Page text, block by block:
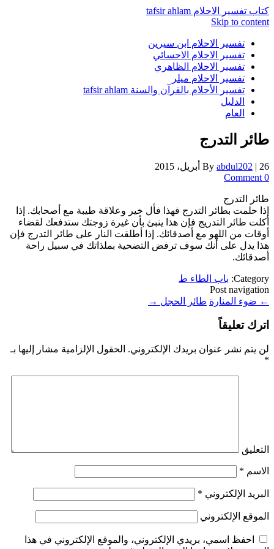
كتاب تفسير الاحلام tafsir ahlam
Skip to content
تفسير الاحلام ابن سيرين
تفسير الاحلام الاحسائي
تفسير الاحلام الظاهري
تفسير الاحلام ميلر
تفسير الأحلام بالقرآن والسنة tafsir ahlam
الدليل
العام
طائر التدرج
By abdul202 | 26 أبريل، 2015
0 Comment
طائر التدرج
إذا حلمت بطائر التدرج فهذا فأل خير وعلاقة طيبة مع أصحابك. إذا
أكلت طائر التدريج فإن هذا ينبئ بأن غيرة زوجتك ستدفعك لقضاء
أوقات من اللهو مع أصدقائك. إذا أطلقت النار على طائر التدرج فإن
هذا يدل على أنك سوف ترفض التضحية بملذاتك في سبيل راحة
أصدقائك.
Category: باب الطاء ط
Post navigation
← ضوء المنارة طائر الحجل →
اترك تعليقاً
لن يتم نشر عنوان بريدك الإلكتروني. الحقول الإلزامية مشار إليها بـ
*
التعليق
الاسم *
البريد الإلكتروني *
الموقع الإلكتروني
احفظ اسمي، بريدي الإلكتروني، والموقع الإلكتروني في هذا